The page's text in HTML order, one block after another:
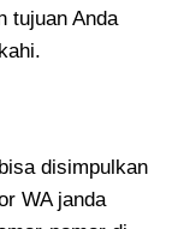
tujuan Anda
disimpulkan
WA janda